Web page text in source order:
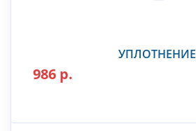
УПЛОТНЕНИЕ
986 р.